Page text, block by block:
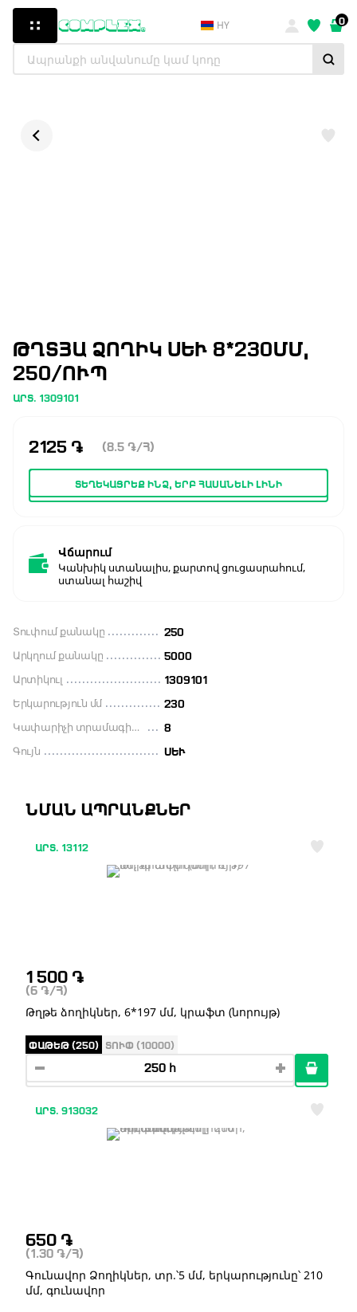
HY 0
ԹՂՏՅԱ ՁՈՂԻԿ ՍԵՒ 8*230ՄՄ, 2
50/ՈՒՊ
ԱՐՏ. 1309101
2125 ֏ (8.5 ֏ /Հ)
ՏԵՂԵԿԱՑՐԵՔ ԻՆՁ, ԵՐԲ ՀԱՍԱՆԵԼԻ ԼԻՆԻ
Վճարում
Կանխիկ ստանալիս, քարտով ցուցասրահում,
ստանալ հաշիվ
Տուփում քանակը 250
Արկղում քանակը 5000
Արտիկուլ 1309101
Երկարություն մմ 230
Կափարիչի տրամագիծը մլ 8
Գույն ՍԵՒ
ՆՄԱՆ ԱՊՐԱՆՔՆԵՐ
ԱՐՏ. 13112
1 500 ֏
(6 ֏ /Հ)
Թղթե ձողիկներ, 6*197 մմ, կրաֆտ (նորույթ)
ՓԱԹԵԹ (250) ՏՈՒՓ (10000)
ԱՐՏ. 913032
650 ֏
(1.30 ֏ /Հ)
Գունավոր Ձողիկներ, տր.՝5 մմ, երկարությունը՝ 210
մմ, գունավոր